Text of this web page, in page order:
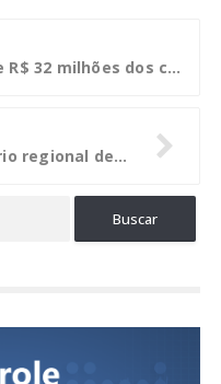
PF investiga desvio de R$ 32 milhões dos cofres públicos em RR
CGU realiza no Piauí seminário regional de transparência e controle social